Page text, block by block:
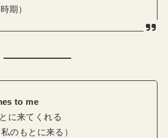
期）
to me
に来てくれる
私のもとに来る）